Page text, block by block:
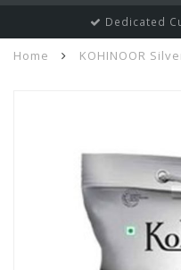
Dedicated
Home KOHINOOR